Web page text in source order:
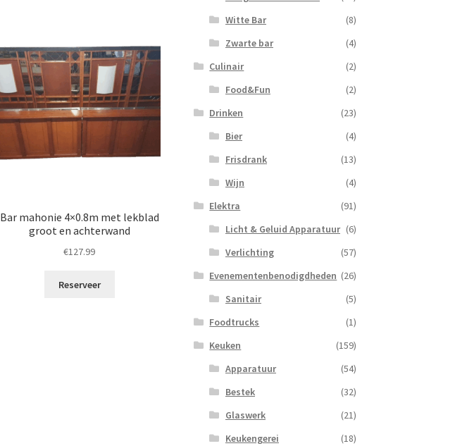
Bar mahonie 4×0.8m met lekblad
groot en achterwand
€127.99
Reserveer
Witte Bar
(8)
Zwarte bar
(4)
Culinair
(2)
Food&Fun
(2)
Drinken
(23)
Bier
(4)
Frisdrank
(13)
Wijn
(4)
Elektra
(91)
Licht & Geluid Apparatuur (6)
Verlichting
(57)
Evenementenbenodigdheden (26)
Sanitair
(5)
Foodtrucks
(1)
Keuken
(159)
Apparatuur
(54)
Bestek
(32)
Glaswerk
(21)
Keukengerei
(18)